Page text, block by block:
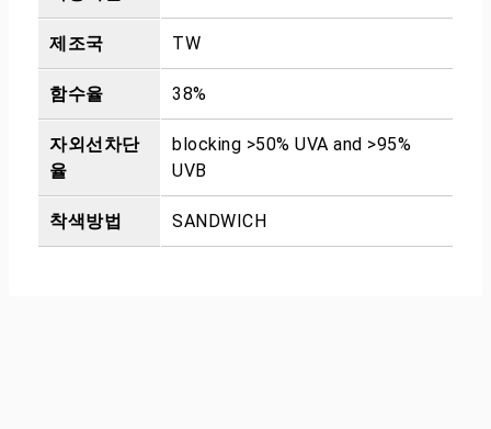
제조국 TW
함수율 38%
자외선차단
율
blocking >50% UVA and >95%
UVB
착색방법 SANDWICH